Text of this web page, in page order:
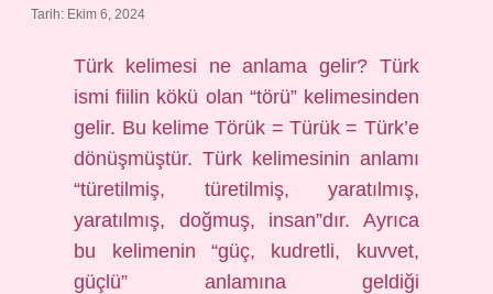
Tarih: Ekim 6, 2024
Türk kelimesi ne anlama gelir? Türk
ismi fiilin kökü olan “törü” kelimesinden
gelir. Bu kelime Törük = Türük = Türk’e
dönüşmüştür. Türk kelimesinin anlamı
“türetilmiş, türetilmiş, yaratılmış,
yaratılmış, doğmuş, insan”dır. Ayrıca
bu kelimenin “güç, kudretli, kuvvet,
güçlü” anlamına geldiği